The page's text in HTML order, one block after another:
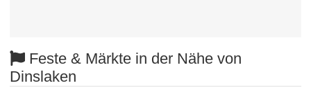
Feste & Märkte in der Nähe von
Dinslaken